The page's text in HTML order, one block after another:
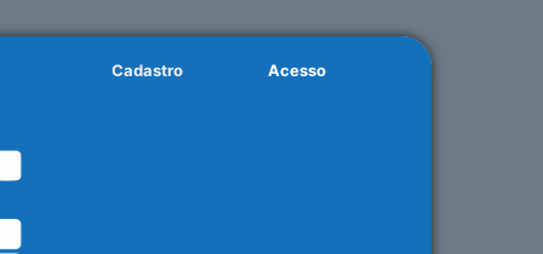
Cadastro Acesso